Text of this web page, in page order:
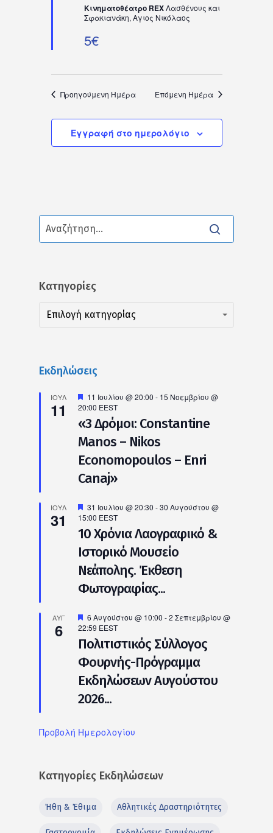
Κινηματοθέατρο REXΛασθένους και
Σφακιανάκη, Αγιος Νικόλαος
5€
Προηγούμενη Ημέρα Επόμενη Ημέρα
Εγγραφή στο ημερολόγιο
Kατηγορίες
Kατηγορίες
Επιλογή κατηγορίας
Kατηγορίες
Εκδηλώσεις
ΙΟΎΛ
11
Προτεινόμενο
11 Ιουλίου @ 20:00 - 15 Νοεμβρίου @
20:00 EEST
«3 Δρόμοι: Constantine
Manos – Nikos
Economopoulos – Enri
Canaj»
ΙΟΎΛ
31
Προτεινόμενο
31 Ιουλίου @ 20:30 -30 Αυγούστου @
15:00 EEST
10 Χρόνια Λαογραφικό &
Ιστορικό Μουσείο
Νεάπολης. Έκθεση
Φωτογραφίας...
ΑΥΓ
6
Προτεινόμενο
6 Αυγούστου @ 10:00 -2 Σεπτεμβρίου @
22:59 EEST
Πολιτιστικός Σύλλογος
Φουρνής-Πρόγραμμα
Εκδηλώσεων Αυγούστου
2026...
Προβολή Ημερολογίου
Κατηγορίες Εκδηλώσεων
Ήθη & Έθιμα Αθλητικές Δραστηριότητες